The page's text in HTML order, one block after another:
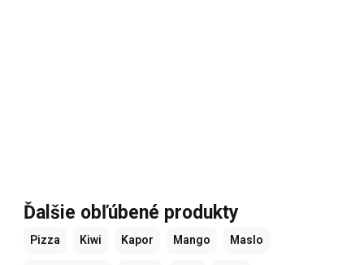
Ďalšie obľúbené produkty
Pizza Kiwi Kapor Mango Maslo